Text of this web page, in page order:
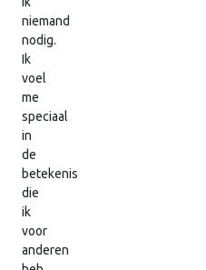
niemand
nodig.
Ik
voel
me
speciaal
in
de
betekenis
die
ik
voor
anderen